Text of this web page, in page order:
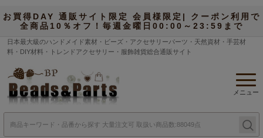
お買得DAY 通販サイト限定 会員様限定| クーポン利用で
全商品10％オフ！毎週金曜日00:00～23:59まで
日本最大級のハンドメイド素材・ビーズ・アクセサリーパーツ・天然資材・手芸材
料・DIY材料・トレンドアクセサリー・服飾雑貨総合通販サイト
メニュー